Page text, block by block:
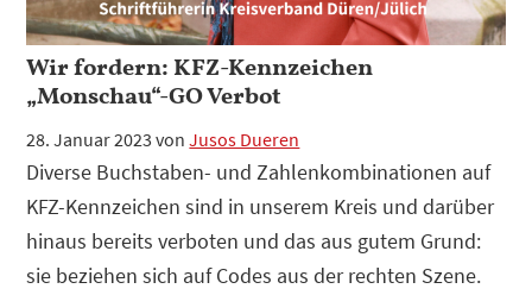
Wir fordern: KFZ-Kennzeichen
„Monschau“-GO Verbot
28. Januar 2023 vonJusos Dueren
Diverse Buchstaben- und Zahlenkombinationen auf
KFZ-Kennzeichen sind in unserem Kreis und darüber
hinaus bereits verboten und das aus gutem Grund:
sie beziehen sich auf Codes aus der rechten Szene.